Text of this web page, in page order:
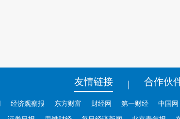
友情链接 | 合作伙
经济观察报 东方财富 财经网 第一财经 中国网